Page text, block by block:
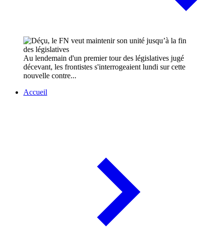
Au lendemain d'un premier tour des législatives jugé
décevant, les frontistes s'interrogeaient lundi sur cette
nouvelle contre...
Accueil